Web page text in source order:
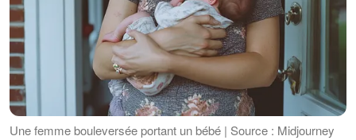
Une femme bouleversée portant un bébé | Source : Midjourney